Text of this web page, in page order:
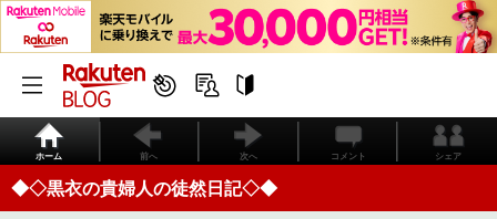
ホーム 前へ 次へ コメント シェア
◆◇黒衣の貴婦人の徒然日記◇◆